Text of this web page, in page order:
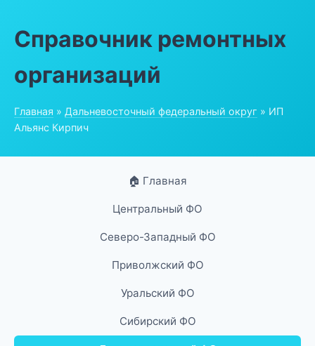
Справочник ремонтных
организаций
Главная » Дальневосточный федеральный округ » ИП
Альянс Кирпич
🏠 Главная
Центральный ФО
Северо-Западный ФО
Приволжский ФО
Уральский ФО
Сибирский ФО